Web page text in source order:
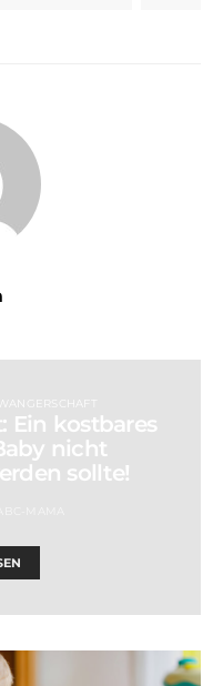
Ein kostbares
nicht
sollte!